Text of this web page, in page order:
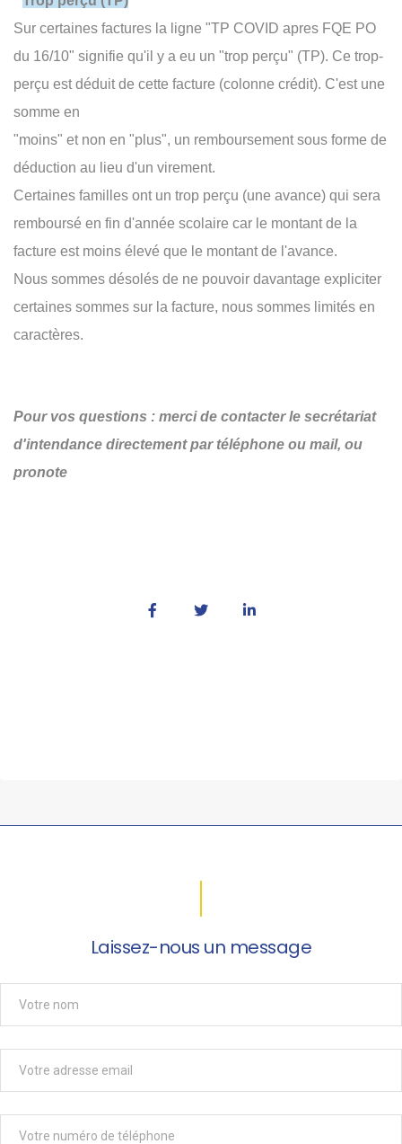
Sur certaines factures la ligne "TP COVID apres FQE PO
du 16/10" signifie qu'il y a eu un "trop perçu" (TP). Ce trop-
perçu est déduit de cette facture (colonne crédit). C'est une
somme en
"moins" et non en "plus", un remboursement sous forme de
déduction au lieu d'un virement.
Certaines familles ont un trop perçu (une avance) qui sera
remboursé en fin d'année scolaire car le montant de la
facture est moins élevé que le montant de l'avance.
Nous sommes désolés de ne pouvoir davantage expliciter
certaines sommes sur la facture, nous sommes limités en
caractères.
Pour vos questions : merci de contacter le secrétariat
d'intendance directement par téléphone ou mail, ou
pronote
Laissez-nous un message